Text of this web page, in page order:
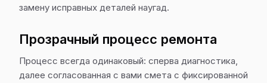
замену исправных деталей наугад.
Прозрачный процесс ремонта
Процесс всегда одинаковый: сперва диагностика,
далее согласованная с вами смета с фиксированной